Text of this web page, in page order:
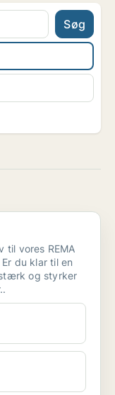
Søg
til vores REMA
du klar til en
og styrker